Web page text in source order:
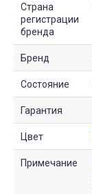
Страна
регистрации
бренда
Бренд
Состояние
Гарантия
Цвет
Примечание